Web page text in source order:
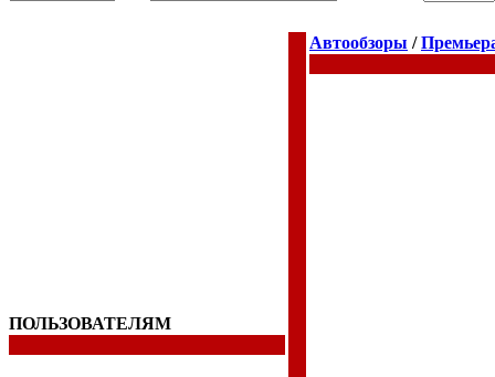
ПОЛЬЗОВАТЕЛЯМ
Автообзоры /